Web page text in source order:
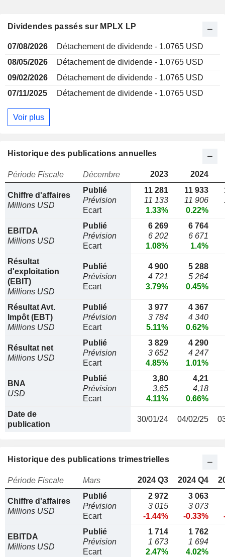
Dividendes passés sur MPLX LP
07/08/2026
Détachement de dividende - 1.0765 USD
08/05/2026
Détachement de dividende - 1.0765 USD
09/02/2026
Détachement de dividende - 1.0765 USD
07/11/2025
Détachement de dividende - 1.0765 USD
Voir plus
Historique des publications annuelles
Période Fiscale Décembre 2023 2024
Chiffre d'affaires
Millions USD
Publié
Prévision
Ecart
11 281
11 133
1.33%
11 933
11 906
0.22%
EBITDA
Millions USD
Publié
Prévision
Ecart
6 269
6 202
1.08%
6 764
6 671
1.4%
Résultat
d'exploitation
(EBIT)
Millions USD
Publié
Prévision
Ecart
4 900
4 721
3.79%
5 288
5 264
0.45%
Résultat Avt.
Impôt (EBT)
Millions USD
Publié
Prévision
Ecart
3 977
3 784
5.11%
4 367
4 340
0.62%
Résultat net
Millions USD
Publié
Prévision
Ecart
3 829
3 652
4.85%
4 290
4 247
1.01%
BNA
USD
Publié
Prévision
Ecart
3,80
3,65
4.11%
4,21
4,18
0.66%
Date de
publication
30/01/24 04/02/25
Historique des publications trimestrielles
Période Fiscale Mars 2024 Q3 2024 Q4
Chiffre d'affaires
Millions USD
Publié
Prévision
Ecart
2 972
3 015
-1.44%
3 063
3 073
-0.33%
EBITDA
Millions USD
Publié
Prévision
Ecart
1 714
1 673
2.47%
1 762
1 694
4.02%